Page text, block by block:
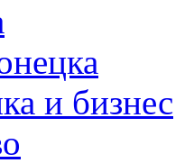
и бизнес